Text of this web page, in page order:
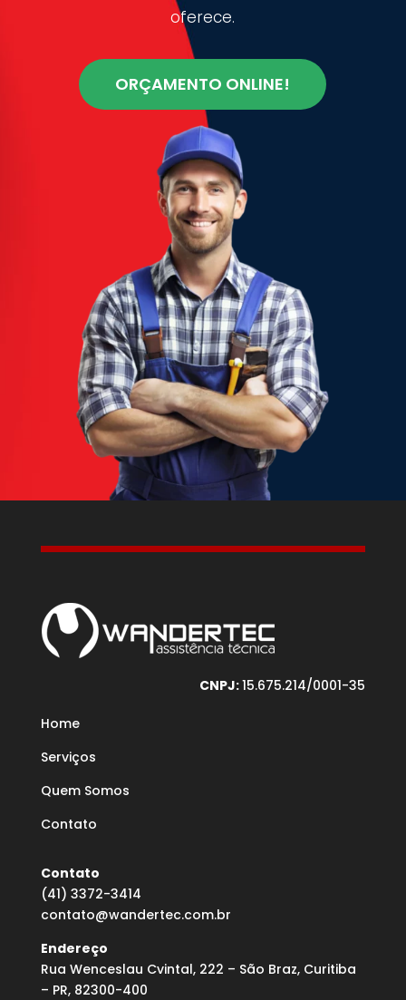
oferece.
ORÇAMENTO ONLINE!
CNPJ:15.675.214/0001-35
Home
Serviços
Quem Somos
Contato
Contato
(41) 3372-3414
contato@wandertec.com.br
Endereço
Rua Wenceslau Cvintal, 222 – São Braz, Curitiba
– PR, 82300-400